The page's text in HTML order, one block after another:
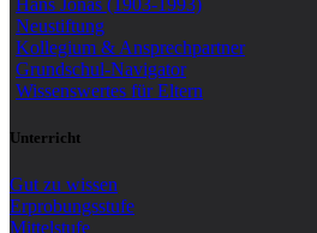
Neustiftung
Kollegium & Ansprechpartner
Grundschul-Navigator
Wissenswertes für Eltern
Unterricht
Gut zu wissen
Erprobungsstufe
Mittelstufe